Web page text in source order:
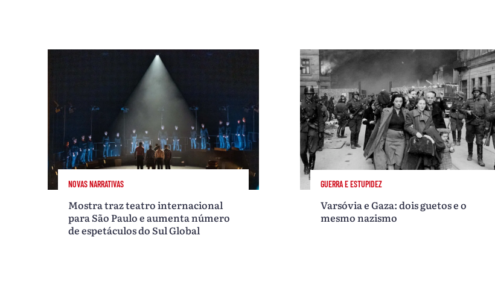
NOVAS NARRATIVAS
Mostra traz teatro internacional
para São Paulo e aumenta número
de espetáculos do Sul Global
GUERRA E ESTUPIDEZ
Varsóvia e Gaza: dois guetos e o
mesmo nazismo